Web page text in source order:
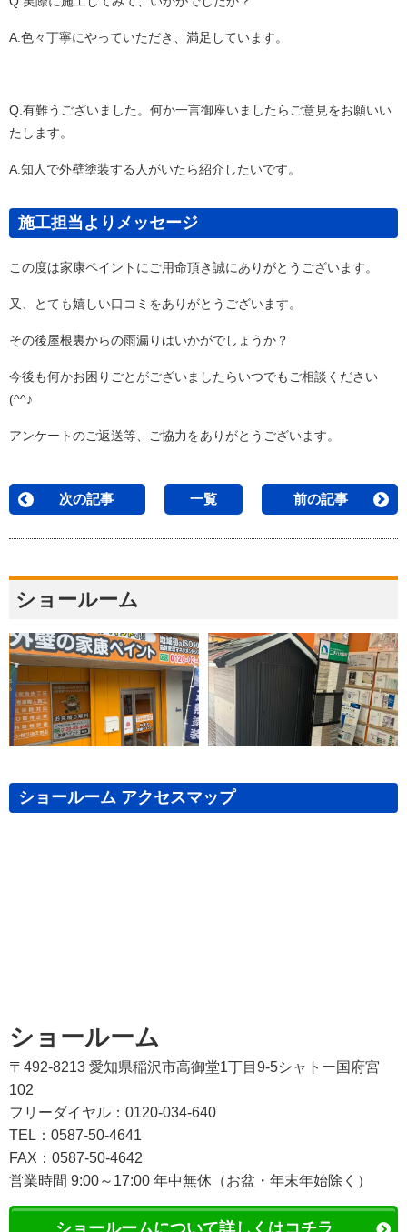
A.色々丁寧にやっていただき、満足しています。
Q.有難うございました。何か一言御座いましたらご意見をお願いい
たします。
A.知人で外壁塗装する人がいたら紹介したいです。
施工担当よりメッセージ
この度は家康ペイントにご用命頂き誠にありがとうございます。
又、とても嬉しい口コミをありがとうございます。
その後屋根裏からの雨漏りはいかがでしょうか？
今後も何かお困りごとがございましたらいつでもご相談ください
(^^♪
アンケートのご返送等、ご協力をありがとうございます。
次の記事 一覧 前の記事
ショールーム
ショールーム アクセスマップ
ショールーム
〒492-8213 愛知県稲沢市高御堂1丁目9-5シャトー国府宮
102
フリーダイヤル：0120-034-640
TEL：0587-50-4641
FAX：0587-50-4642
営業時間 9:00～17:00 年中無休（お盆・年末年始除く）